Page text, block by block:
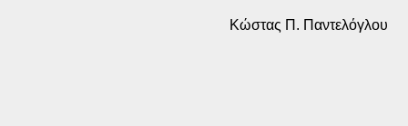
Κώστας Π. Παντελόγλου